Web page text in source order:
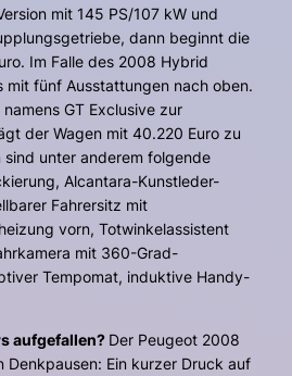
mit 145 PS/107 kW und
dann beginnt die
Im Falle des 2008 Hybrid
mit fünf Ausstattungen nach oben.
GT Exclusive zur
der Wagen mit 40.220 Euro zu
sind unter anderem folgende
Alcantara-Kunstleder-
Fahrersitz mit
vorn, Totwinkelassistent
mit 360-Grad-
Tempomat, induktive Handy-
aufgefallen? Der Peugeot 2008
Denkpausen: Ein kurzer Druck auf